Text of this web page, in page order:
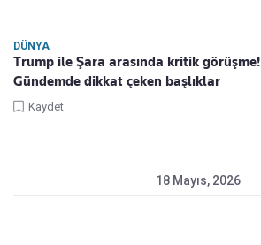
DÜNYA
Trump ile Şara arasında kritik görüşme!
Gündemde dikkat çeken başlıklar
Kaydet
18 Mayıs, 2026